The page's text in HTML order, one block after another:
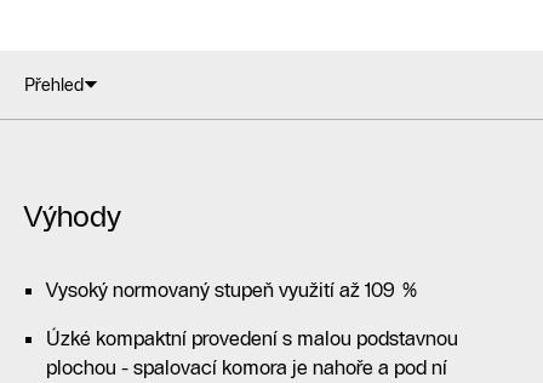
Přehled
Výhody
Vysoký normovaný stupeň využití až 109 %
Úzké kompaktní provedení s malou podstavnou
plochou - spalovací komora je nahoře a pod ní